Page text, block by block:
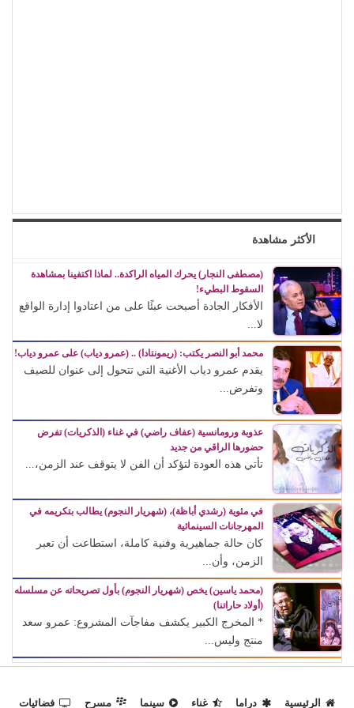
الأكثر مشاهدة
(مصطفى النجار) يحرك المياه الراكدة.. لماذا اكتفينا بمشاهدة
السقوط البطيء!
الأفكار الجادة أصبحت عبئًا على من اعتادوا إدارة الواقع
لا...
محمد أبو النصر يكتب: (ريمونتادا) .. (عمرو دياب) على عمرو دياب!
يقدم عمرو دياب الأغنية التي تتحول إلى عنوان للصيف
وتفرض...
عذوبة ورومانسية (عفاف راضي) في غناء (الذكريات) تفرض
حضورها الراقي من جديد
تأتي هذه العودة لتؤكد أن الفن لا يتوقف عند الزمن،...
في مئوية (رشدي أباظة)، (شهريار النجوم) يطالب بتكريمه في
المهرجانات السينمائية
كان حالة جماهيرية وفنية كاملة، استطاعت أن تعبر
الزمن، وأن...
(محمد ياسين) يخص (شهريار النجوم) بأول تصريحاته عن مسلسله
(أولاد حاراتنا)
* المخرج الكبير يكشف مفاجآت المشروع: عمرو سعد
منتج وليس...
الرئيسية دراما غناء سينما مسرح فضائيات